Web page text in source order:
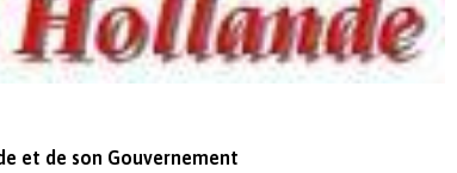
et de son Gouvernement